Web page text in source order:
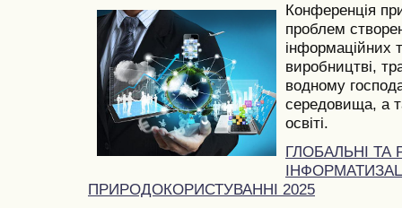
Конференція
проблем
інформаційних
виробництві,
водному
середовища, а
освіті.
ГЛОБАЛЬНІ ТА
ПРИРОДОКОРИСТУВАННІ 2025